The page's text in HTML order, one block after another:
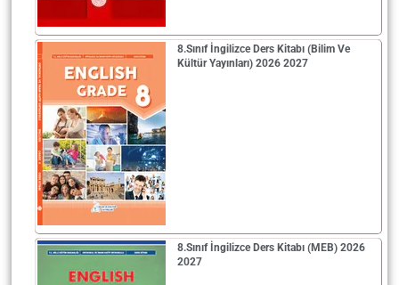
8.Sınıf İngilizce Ders Kitabı (Bilim Ve
Kültür Yayınları) 2026 2027
8.Sınıf İngilizce Ders Kitabı (MEB) 2026
2027